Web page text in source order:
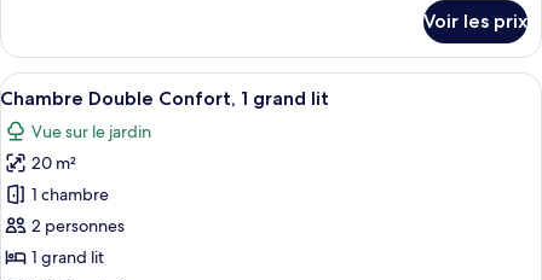
le
type
de
chambre
Chambre
Double
Deluxe
Voir les prix
Afficher
toutes
les
photos
pour
ce
type
Une chambre avec un grand lit, une
9
Chambre Double Confort, 1 grand lit
Vue sur le jardin
20 m²
1 chambre
2 personnes
1 grand lit